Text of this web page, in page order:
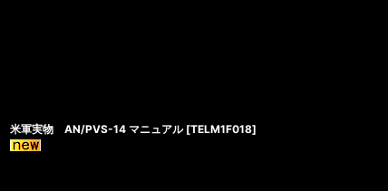
米軍実物 AN/PVS-14 マニュアル [TELM1F018]